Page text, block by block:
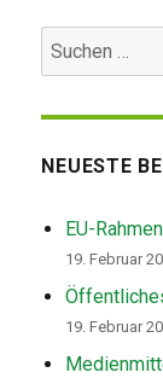
Suchen
nach:
NEUESTE
EU-
19. Februar
19. Februar